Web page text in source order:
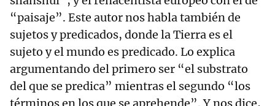
“paisaje”. Este autor nos habla también de
sujetos y predicados, donde la Tierra es el
sujeto y el mundo es predicado. Lo explica
argumentando del primero ser “el substrato
del que se predica” mientras el segundo “los